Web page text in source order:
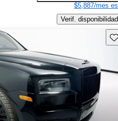
$5,887/mes
Verif. disponibilidad